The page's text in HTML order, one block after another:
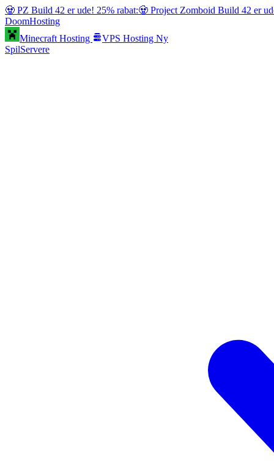
🧟 PZ Build 42 er ude! 25% rabat:🧟 Project Zomboid Build 42 er
DoomHosting
Minecraft Hosting
VPS Hosting Ny
SpilServere